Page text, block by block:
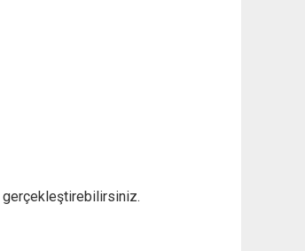
gerçekleştirebilirsiniz.